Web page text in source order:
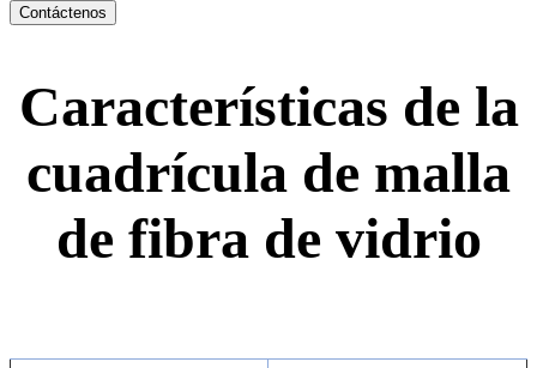
Contáctenos
Características de la
cuadrícula de malla
de fibra de vidrio